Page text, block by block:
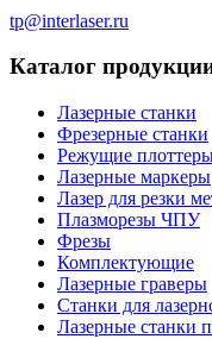
tp@interlaser.ru
Каталог
Лазерные станки
Фрезерные станки
Режущие
Лазерные маркеры
Лазер для резки
Плазморезы ЧПУ
Фрезы
Комплектующие
Лазерные граверы
Станки для
Лазерные станки